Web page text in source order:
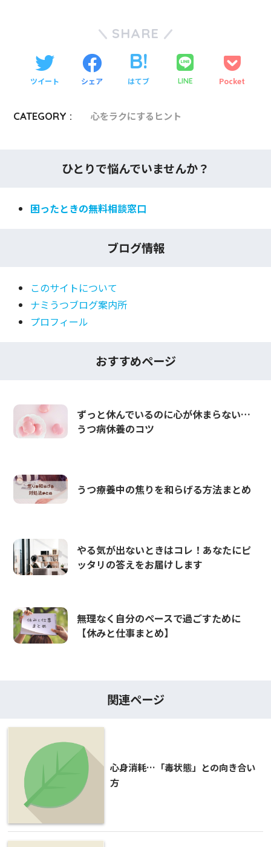
SHARE
ツイート シェア はてブ LINE Pocket
CATEGORY : 心をラクにするヒント
ひとりで悩んでいませんか？
困ったときの無料相談窓口
ブログ情報
このサイトについて
ナミうつブログ案内所
プロフィール
おすすめページ
ずっと休んでいるのに心が休まらない…
うつ病休養のコツ
うつ療養中の焦りを和らげる方法まとめ
やる気が出ないときはコレ！あなたにピ
ッタリの答えをお届けします
無理なく自分のペースで過ごすために
【休みと仕事まとめ】
関連ページ
心身消耗…「毒状態」との向き合い
方